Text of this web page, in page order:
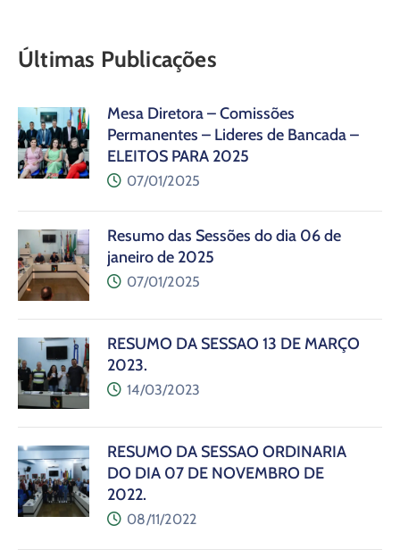
Últimas Publicações
Mesa Diretora – Comissões
Permanentes – Lideres de Bancada –
ELEITOS PARA 2025
07/01/2025
Resumo das Sessões do dia 06 de
janeiro de 2025
07/01/2025
RESUMO DA SESSÃO 13 DE MARÇO
2023.
14/03/2023
RESUMO DA SESSÃO ORDINÁRIA
DO DIA 07 DE NOVEMBRO DE
2022.
08/11/2022